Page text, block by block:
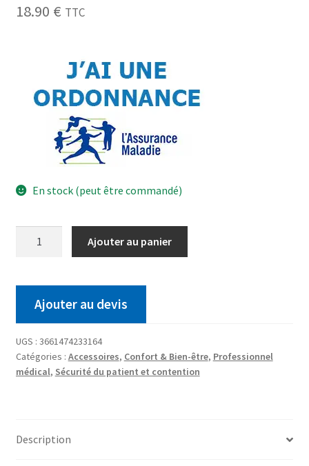
18.90 € TTC
En stock (peut être commandé)
Ajouter au panier
Ajouter au devis
UGS : 3661474233164
Catégories : Accessoires, Confort & Bien-être, Professionnel
médical, Sécurité du patient et contention
Description